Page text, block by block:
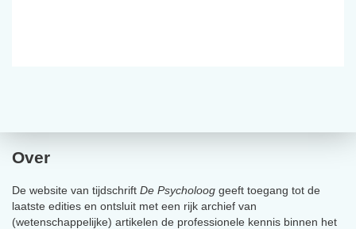
Over
De website van tijdschrift De Psycholoog geeft toegang tot de
laatste edities en ontsluit met een rijk archief van
(wetenschappelijke) artikelen de professionele kennis binnen het